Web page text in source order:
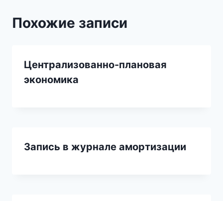
Похожие записи
Централизованно-плановая
экономика
Запись в журнале амортизации